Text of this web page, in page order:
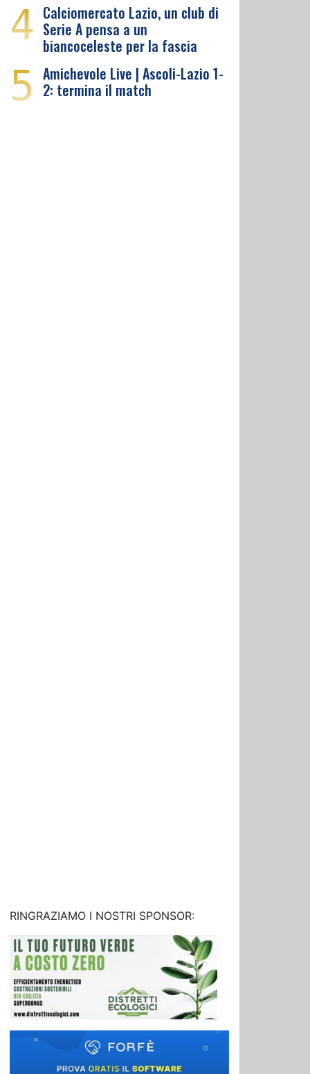
4 Calciomercato Lazio, un club di
Serie A pensa a un
biancoceleste per la fascia
5 Amichevole Live | Ascoli-Lazio 1-
2: termina il match
RINGRAZIAMO I NOSTRI SPONSOR: